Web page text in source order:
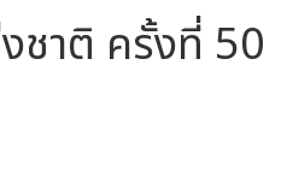
ชาติ ครั้งที่ 50